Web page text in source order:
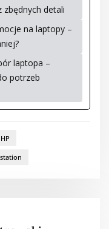
zbędnych detali
na laptopy –
laptopa –
potrzeb